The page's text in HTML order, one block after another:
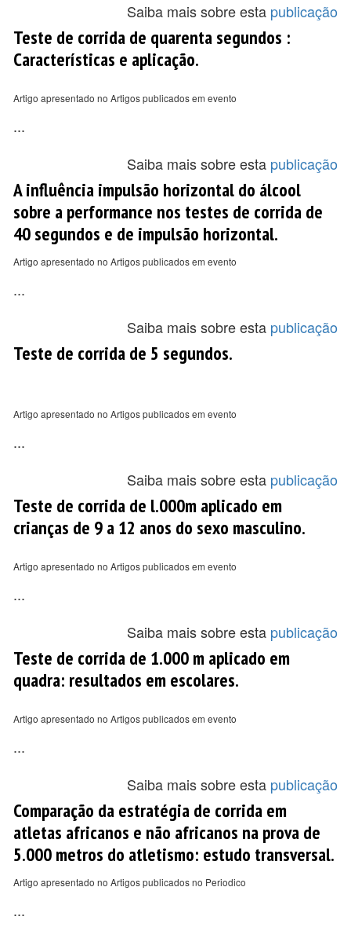
Saiba mais sobre esta publicação
Teste de corrida de quarenta segundos :
Características e aplicação.
Artigo apresentado no Artigos publicados em evento
...
Saiba mais sobre esta publicação
A influência impulsão horizontal do álcool
sobre a performance nos testes de corrida de
40 segundos e de impulsão horizontal.
Artigo apresentado no Artigos publicados em evento
...
Saiba mais sobre esta publicação
Teste de corrida de 5 segundos.
Artigo apresentado no Artigos publicados em evento
...
Saiba mais sobre esta publicação
Teste de corrida de l.000m aplicado em
crianças de 9 a 12 anos do sexo masculino.
Artigo apresentado no Artigos publicados em evento
...
Saiba mais sobre esta publicação
Teste de corrida de 1.000 m aplicado em
quadra: resultados em escolares.
Artigo apresentado no Artigos publicados em evento
...
Saiba mais sobre esta publicação
Comparação da estratégia de corrida em
atletas africanos e não africanos na prova de
5.000 metros do atletismo: estudo transversal.
Artigo apresentado no Artigos publicados no Periodico
...